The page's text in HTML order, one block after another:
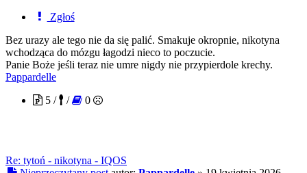
Zgłoś
Bez urazy ale tego nie da się palić. Smakuje okropnie, nikotyna
wchodząca do mózgu łagodzi nieco to poczucie.
Panie Boże jeśli teraz nie umre nigdy nie przypierdole krechy.
Pappardelle
5 /
/ 0
Re: tytoń - nikotyna - IQOS